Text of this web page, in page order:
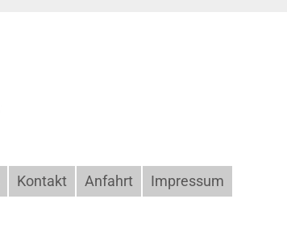
Kontakt Anfahrt Impressum